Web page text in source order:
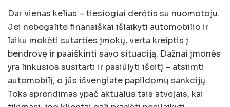
Dar vienas kelias – tiesiogiai derėtis su nuomotoju.
Jei nebegalite finansiškai išlaikyti automobilio ir
laiku mokėti sutarties įmokų, verta kreiptis į
bendrovę ir paaiškinti savo situaciją. Dažnai įmonės
yra linkusios susitarti ir pasiūlyti išeitį – atsiimti
automobilį, o jūs išvengiate papildomų sankcijų.
Toks sprendimas ypač aktualus tais atvejais, kai